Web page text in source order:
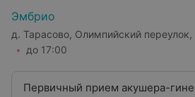
Эмбрио
д. Тарасово, Олимпийский переулок,
до 17:00
Первичный прием акушера-